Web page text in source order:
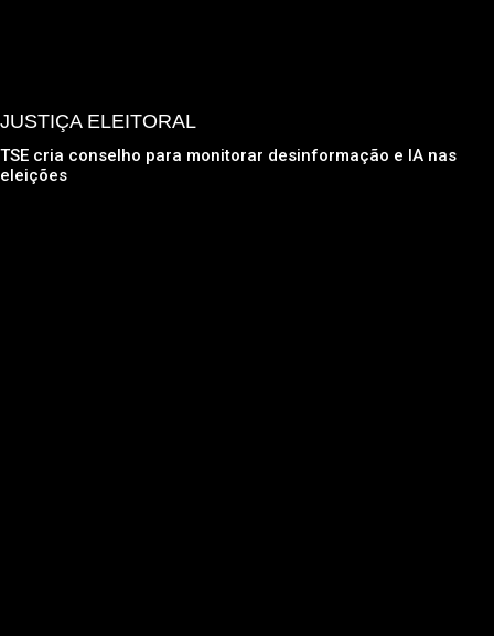
JUSTIÇA ELEITORAL
TSE cria conselho para monitorar desinformação e IA nas
eleições